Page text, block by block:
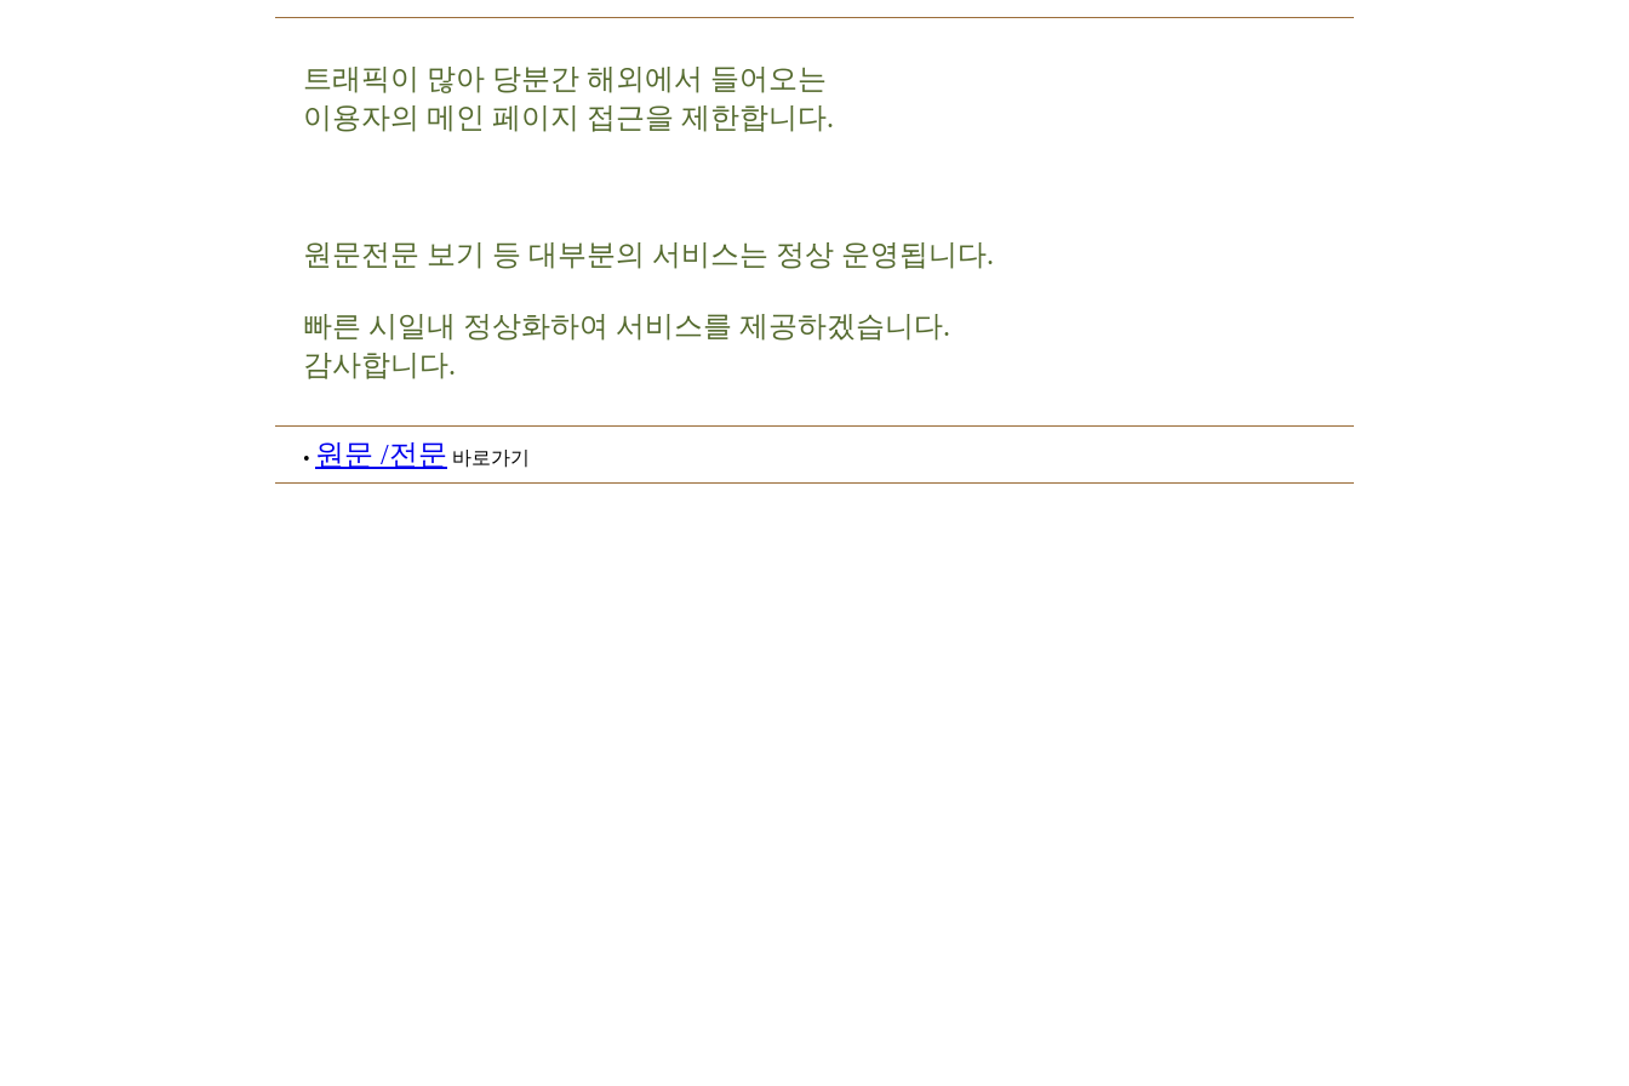
트래픽이 많아 당분간 해외에서 들어오는
이용자의 메인 페이지 접근을 제한합니다.
원문전문 보기 등 대부분의 서비스는 정상 운영됩니다.
빠른 시일내 정상화하여 서비스를 제공하겠습니다.
감사합니다.
• 원문 /전문 바로가기